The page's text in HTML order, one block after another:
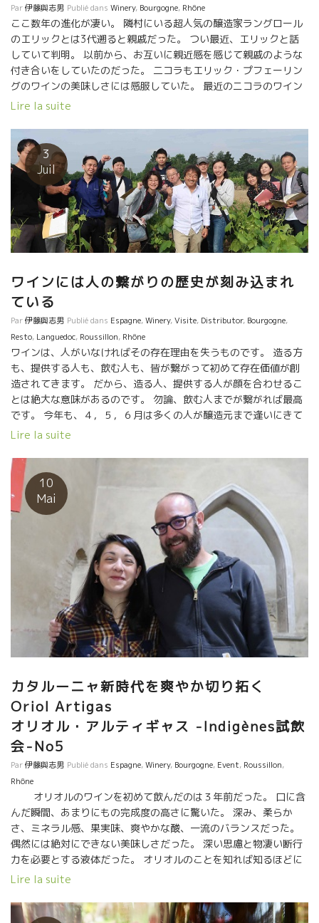
Par伊藤與志男 Publié dans Winery, Bourgogne, Rhône
ここ数年の進化が凄い。 隣村にいる超人気の醸造家ラングロール
のエリックとは3代遡ると親戚だった。 つい最近、エリックと話
していて判明。 以前から、お互いに親近感を感じて親戚のような
付き合いをしていたのだった。 二コラもエリック・プフェーリン
グのワインの美味しさには感服していた。 最近のニコラのワイン
の繊細さ、上品さはまさにそっくりになってきた。 勿論、造りは
造をやっている。 ピジャージなし、お茶の如くに葡萄房が持って
いる上品な部分だけを煎じだした、という感じ。 葡萄を発酵槽に
入れたら一切触らないのが基本。 Une île ユン・二ル などは、
あの荒々しいムールヴェードル品種をまるでやや濃い目のロゼワ
イン のように、淡くやさしく醸してしまう。 Prime Senso プリ
ム・サンソーは、サンソー品種とムールヴェードル品種のトビッ
キリ美味しい ロゼワイン。 どれをとっても繊細、上品という表現
が出てくる絶品ばかり。 世界から引っ張りだこというのが、理解
ここまで進化できたものだ！ ニコラ・ルノーは凄い！！ 弛まない
疑問、どうしたら？という問い、試作、改良、思索の繰り返し
が、 ここまでの液体を造りあげたのだろう。
Réputé dans le monde entier, Le Clos des Grillons de
Nicolas Renaud Une évolution remarquable depuis des
années!! Nicolas Renaud et Eric Pfifferling de L’Anglore dans
le village voisin,sont parents éloignés […]
Lire la suite
3
Juil
ワインには人の繋がりの歴史が刻み込まれ
ている
Par伊藤與志男 Publié dans Espagne,Winery,Visite, Distributor, Bourgogne,
Resto, Languedoc, Roussillon, Rhône
ワインは、人がいなければその存在理由を失うものです。 造る方
も、提供する人も、飲む人も、皆が繋がって初めて存在価値が創
造されてきます。 だから、造る人、提供する人が顔を合わせるこ
とは絶大な意味があるのです。 勿論、飲む人までが繋がれば最高
です。 今年も、４，５，６月は多くの人が醸造元まで逢いにきて
くれました。 造り手と提供者［販売者］の出逢いは、色んなハプ
です。 この両者の出逢いが造る人にも販売者にも大きな影響を与
えてくれています。 つまり、これからのワインに多大なポジティ
フな進展の可能性を伸ばしてくれています。 もう一つのドラマで
す。 できうる限り、そのドラマを紹介していきたいと思います。
★ESPOA ツアー /Marc PESNOT マルク・ペノさんの
Sénéchalièreセネシャリール醸造元にて ★BMO社 南仏カタル
ーニャ ツアー /エリックのL’Anglore ラングロール醸造元にて
★CPVツアー Olivier COHENオリビエ・コーエン醸造元、
MADAマダ醸造元。 ★大阪トルトゥーガの萬谷シェフ/ Philippe
PACALETフィリップ・パカレ醸造にて ★台湾のインポーター
C‘est Le Vin セ・ル・ヴァンのRebeccaレベッカさん/ Dard et
Riboダール・エ・リボ醸造にて
Lire la suite
10
Mai
カタルーニャ新時代を爽やか切り拓く
Oriol Artigas
オリオル・アルティギャス -Indigènes試飲
会-No5
Par伊藤與志男 Publié dans Espagne,Winery, Bourgogne, Event, Roussillon,
Rhône
オリオルのワインを初めて飲んだのは３年前だった。 口に含
んだ瞬間、あまりにもの完成度の高さに驚いた。 深み、柔らか
さ、ミネラル感、果実味、爽やかな酸、一流のバランスだった。
偶然には絶対にできない美味しさだった。 深い思慮と物凄い断行
力を必要とする液体だった。 オリオルのことを知れば知るほどに
凄いなと思うようになった。新時代を築ける重要な人物だ。 オリ
フランスではありえないことだ。 フランスのワイン学校の先生で
Lire la suite